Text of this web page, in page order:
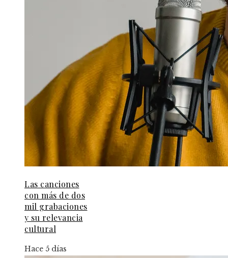
Las canciones
con más de dos
mil grabaciones
y su relevancia
cultural
Hace 5 días